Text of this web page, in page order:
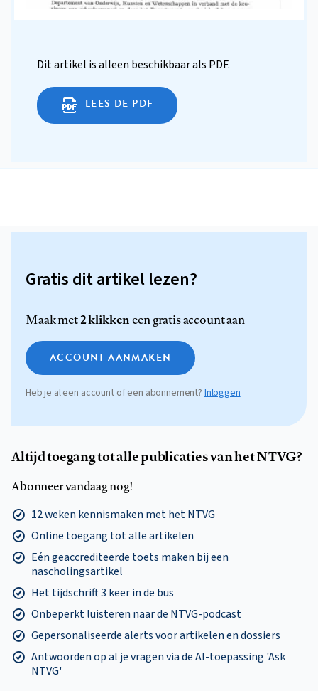
Dit artikel is alleen beschikbaar als PDF.
LEES DE PDF
Gratis dit artikel lezen?
Maak met2 klikkeneen gratis account aan
ACCOUNT AANMAKEN
Heb je al een account of een abonnement? Inloggen
Altijd toegang tot alle publicaties van het NTVG?
Abonneer vandaag nog!
12 weken kennismaken met het NTVG
Online toegang tot alle artikelen
Eén geaccrediteerde toets maken bij een
nascholingsartikel
Het tijdschrift 3 keer in de bus
Onbeperkt luisteren naar de NTVG-podcast
Gepersonaliseerde alerts voor artikelen en dossiers
Antwoorden op al je vragen via de AI-toepassing 'Ask
NTVG'